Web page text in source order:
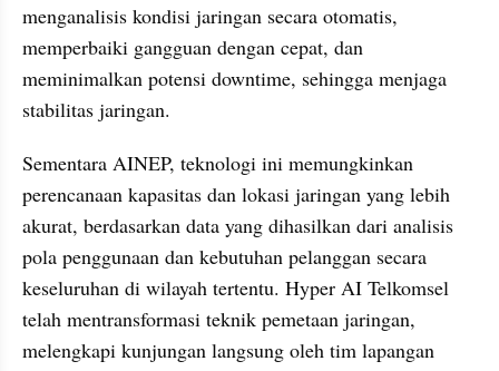
menganalisis kondisi jaringan secara otomatis,
memperbaiki gangguan dengan cepat, dan
meminimalkan potensi downtime, sehingga menjaga
stabilitas jaringan.
Sementara AINEP, teknologi ini memungkinkan
perencanaan kapasitas dan lokasi jaringan yang lebih
akurat, berdasarkan data yang dihasilkan dari analisis
pola penggunaan dan kebutuhan pelanggan secara
keseluruhan di wilayah tertentu. Hyper AI Telkomsel
telah mentransformasi teknik pemetaan jaringan,
melengkapi kunjungan langsung oleh tim lapangan